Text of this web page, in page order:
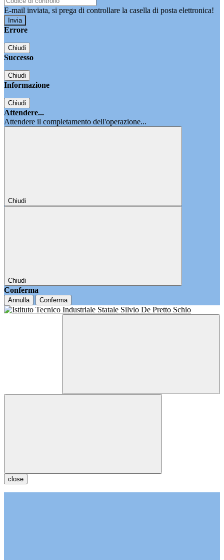
E-mail inviata, si prega di controllare la casella di posta elettronica!
Errore
Chiudi
Successo
Chiudi
Informazione
Chiudi
Attendere...
Attendere il completamento dell'operazione...
Chiudi
Chiudi
Conferma
Annulla Conferma
close